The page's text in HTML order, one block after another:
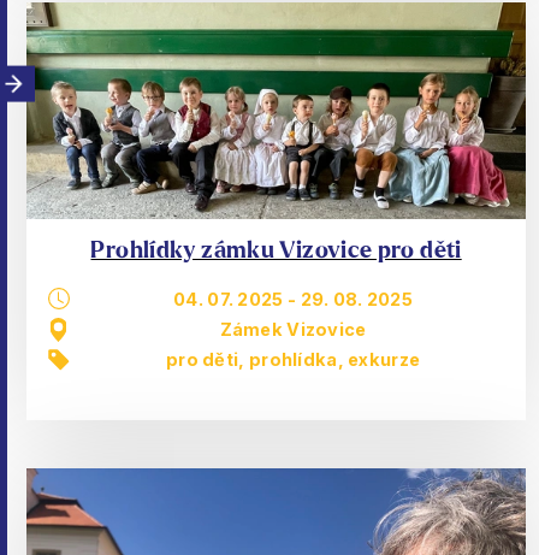
Prohlídky zámku Vizovice pro děti
04. 07. 2025 - 29. 08. 2025
Zámek Vizovice
pro děti prohlídka, exkurze